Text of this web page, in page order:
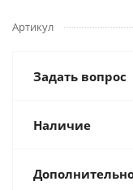
Артикул
Задать вопрос
Наличие